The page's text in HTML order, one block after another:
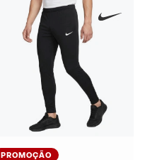
PROMOÇÃO